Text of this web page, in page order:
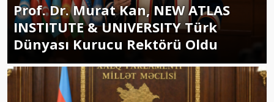
Prof. Dr. Murat Kan, NEW ATLAS
INSTITUTE & UNIVERSITY Türk
Dünyası Kurucu Rektörü Oldu